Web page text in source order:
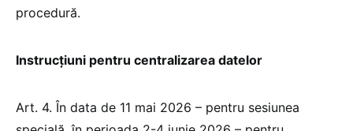
procedură.
Instrucțiuni pentru centralizarea datelor
Art. 4. În data de 11 mai 2026 – pentru sesiunea